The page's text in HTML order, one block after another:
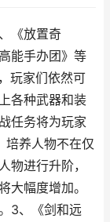
《放置奇
能手办团》等
玩家们依然可
各种武器和装
任务将为玩家
培养人物不在仅
物进行升阶，
大幅度增加。
3、《剑和远